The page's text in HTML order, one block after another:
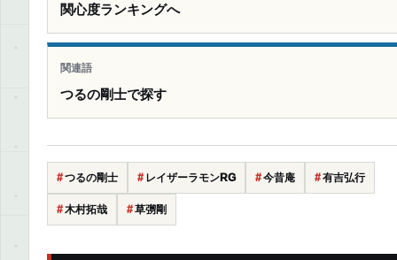
関心度ランキングへ
関連語
つるの剛士で探す
つるの剛士 レイザーラモンRG 今昔庵 有吉弘行
木村拓哉 草彅剛